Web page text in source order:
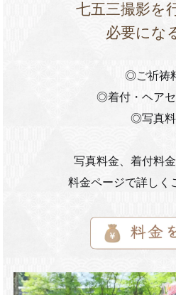
七五三撮影を
必要にな
◎ご祈祷
◎着付・ヘア
◎写真
写真料金、着付料
料金ページで詳しく